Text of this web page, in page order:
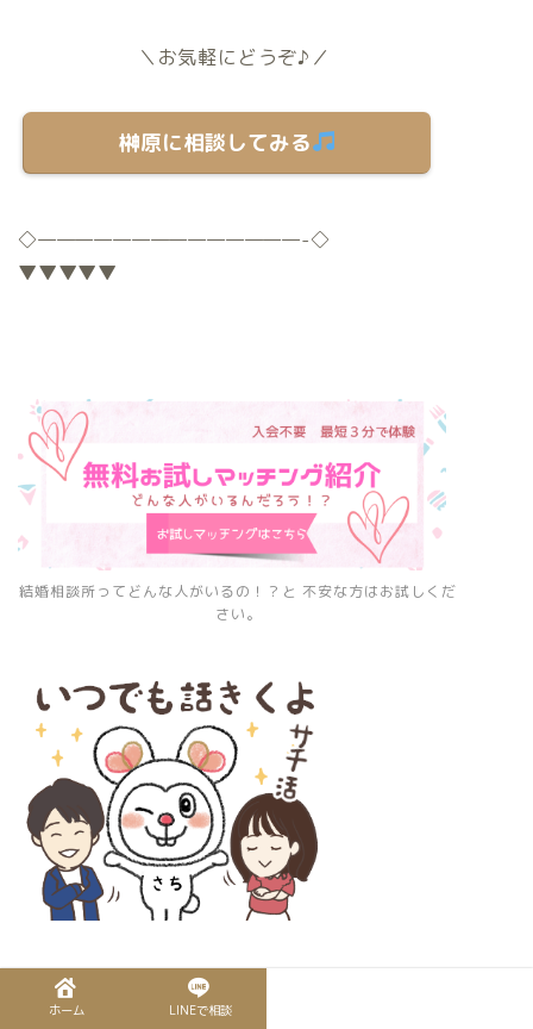
＼お気軽にどうぞ♪／
榊原に相談してみる
◇——————————————-◇
▼▼▼▼▼
結婚相談所ってどんな人がいるの！？と 不安な方はお試しくだ
さい。
愛知県を拠点として全国の方が入会できる結婚相談所
ホーム LINEで相談